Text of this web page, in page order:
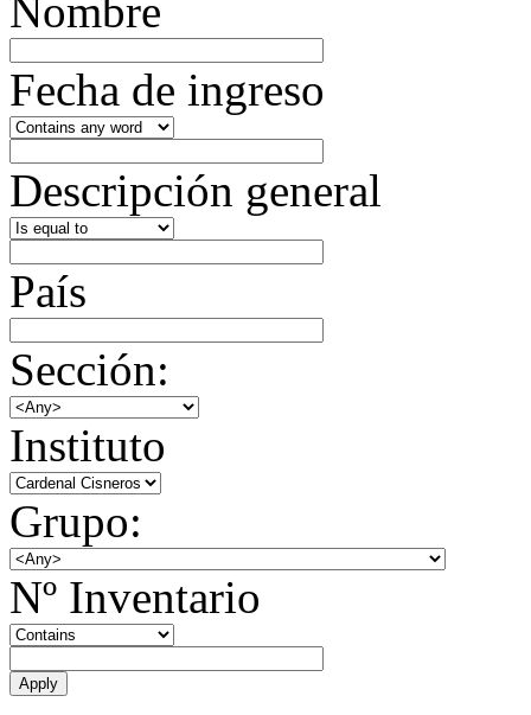
Nombre
Fecha de ingreso
Descripción general
País
Sección:
Instituto
Grupo:
Nº Inventario